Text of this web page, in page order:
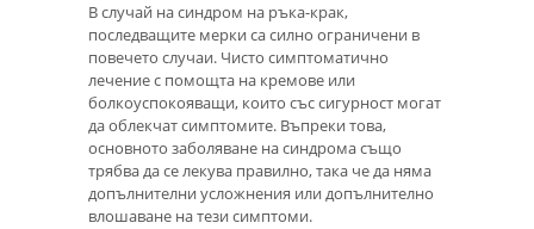
В случай на синдром на ръка-крак,
последващите мерки са силно ограничени в
повечето случаи. Чисто симптоматично
лечение с помощта на кремове или
болкоуспокояващи, които със сигурност могат
да облекчат симптомите. Въпреки това,
основното заболяване на синдрома също
трябва да се лекува правилно, така че да няма
допълнителни усложнения или допълнително
влошаване на тези симптоми.